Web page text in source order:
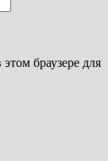
браузере для